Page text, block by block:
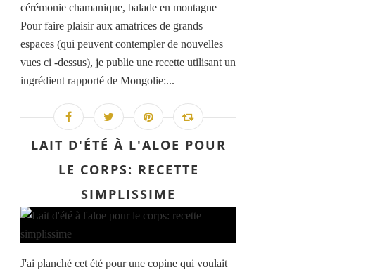
cérémonie chamanique, balade en montagne
Pour faire plaisir aux amatrices de grands
espaces (qui peuvent contempler de nouvelles
vues ci -dessus), je publie une recette utilisant un
ingrédient rapporté de Mongolie:...
LAIT D'ÉTÉ À L'ALOE POUR
LE CORPS: RECETTE
SIMPLISSIME
J'ai planché cet été pour une copine qui voulait